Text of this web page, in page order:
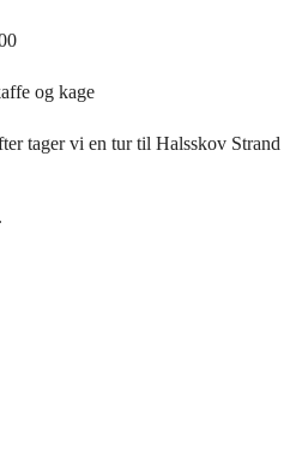
og kage
tager vi en tur til Halsskov Strand